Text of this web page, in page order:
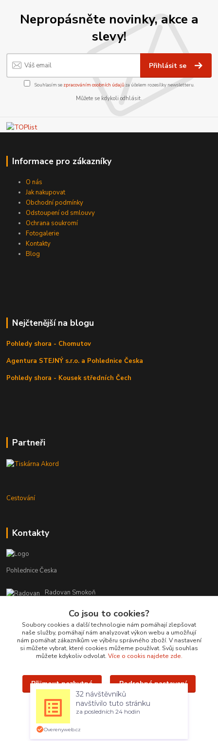
Nepropásněte novinky, akce a
slevy!
Přihlásit se
Souhlasím se zpracováním osobních údajůza účelem rozesílky newsletteru.
Můžete se kdykoli odhlásit.
Informace pro zákazníky
O nás
Jak nakupovat
Obchodní podmínky
Odstoupení od smlouvy
Ochrana soukromí
Fotogalerie
Kontakty
Blog
Nejčtenější na blogu
Pohledy shora - Chomutov
Agentura STEJNÝ s.r.o. a Pohlednice Česka
Pohledy shora - Kousek středních Čech
Partneři
Cestování
Kontakty
Pohlednice Česka
Radovan Smokoň
r.smokon@pohlednicecr.cz
Upravit sběr cookies.
Vytvořeno na
Co jsou to cookies?
Soubory cookies a další technologie nám pomáhají zlepšovat
naše služby, pomáhají nám analyzovat výkon webu a umožňují
nám pomáhat zákazníkům ve výběru správného zboží. V nastavení
si můžete vybrat, které cookies můžeme používat. Svůj souhlas
můžete kdykoliv odvolat. Více o cookis najdete zde.
Přijmout nezbytné Podrobné nastavení
Přijmout všechny
32 návštěvníků
navštívilo tuto stránku
za posledních 24 hodin
Overenyweb.cz